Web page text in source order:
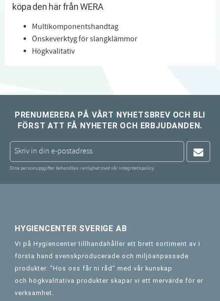
köpa den här från WERA
Multikomponentshandtag
Önskeverktyg för slangklämmor
Högkvalitativ
PRENUMERERA PÅ VÅRT NYHETSBREV OCH BLI
FÖRST ATT FÅ NYHETER OCH ERBJUDANDEN.
Dina personuppgifter behandlas i enlighet med vår integritetspolicy.
HYGIENCENTER SVERIGE AB
Vi på Hygiencenter tillhandahåller ett brett sortiment av i
första hand svenskproducerade och miljöanpassade
produkter. "Hos oss får ni råd" med vår kunskap
och högkvalitativa produkter skapar vi ett mervärde för er
verksamhet.